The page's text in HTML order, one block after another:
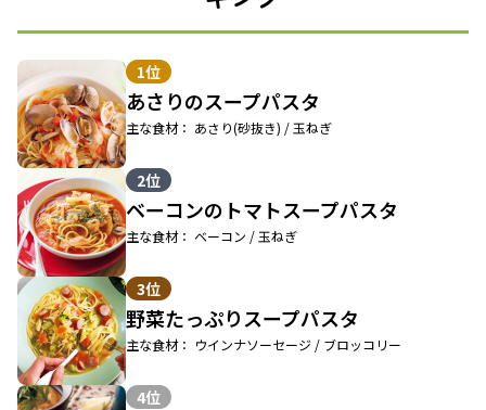
1位
あさりのスープパスタ
主な食材： あさり(砂抜き) / 玉ねぎ
2位
ベーコンのトマトスープパスタ
主な食材： ベーコン / 玉ねぎ
3位
野菜たっぷりスープパスタ
主な食材： ウインナソーセージ / ブロッコリー
4位